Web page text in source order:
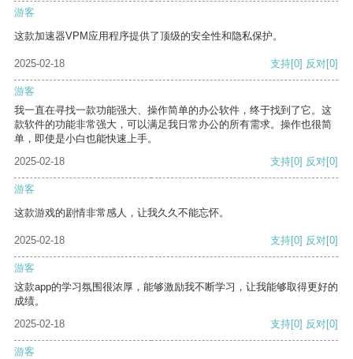
游客
这款加速器VPM应用程序提供了顶级的安全性和隐私保护。
2025-02-18 支持[0] 反对[0]
游客
我一直在寻找一款功能强大、操作简单的办公软件，终于找到了它。这
款软件的功能非常强大，可以满足我日常办公的所有需求。操作也很简
单，即使是小白也能快速上手。
2025-02-18
支持[0] 反对[0]
游客
这款游戏的剧情非常感人，让我久久不能忘怀。
2025-02-18 支持[0] 反对[0]
游客
这款app的学习氛围很浓厚，能够激励我不断学习，让我能够取得更好的
成绩。
2025-02-18
支持[0] 反对[0]
游客